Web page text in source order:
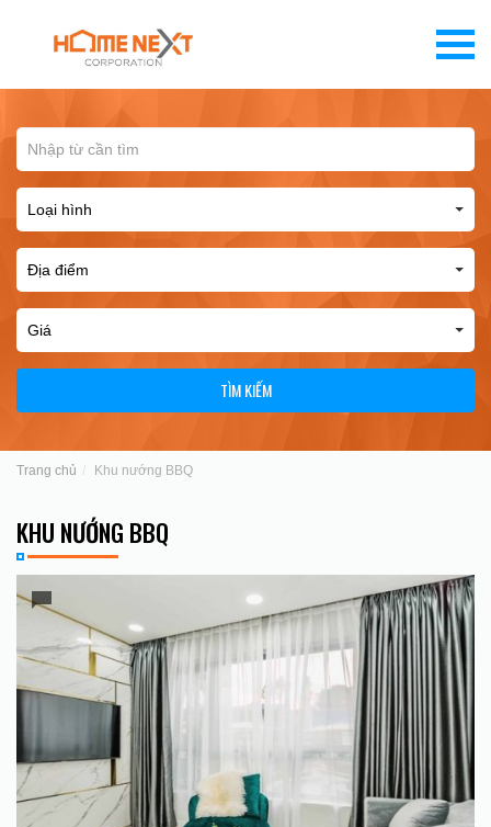
TÌM KIẾM
Trang chủ Khu nướng BBQ
KHU NƯỚNG BBQ